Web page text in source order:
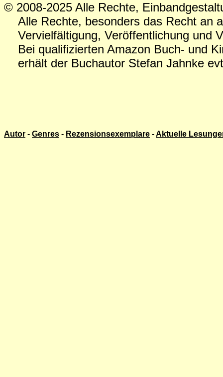
© 2008-2025 Alle Rechte,
Alle Rechte, besonders das Recht an
Vervielfältigung, Veröffentlichung und
Bei qualifizierten Amazon Buch- und
erhält der Buchautor Stefan Jahnke
Autor - Genres - Rezensionsexemplare -Aktuelle